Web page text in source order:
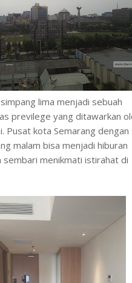
lima menjadi sebuah
previlege yang ditawarkan
Pusat kota Semarang dengan
malam bisa menjadi hiburan
sembari menikmati istirahat